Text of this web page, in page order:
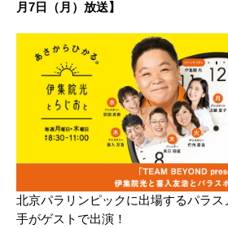
月7日（月）放送】
北京パラリンピックに出場するパラ
手がゲストで出演！